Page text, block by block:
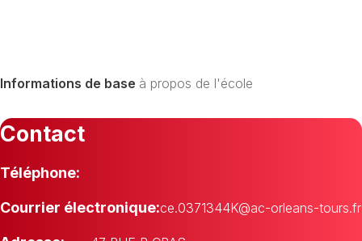
Informations de base à propos de l'école
Contact
Téléphone:
Courrier électronique:ce.0371344K@ac-orleans-tours.fr